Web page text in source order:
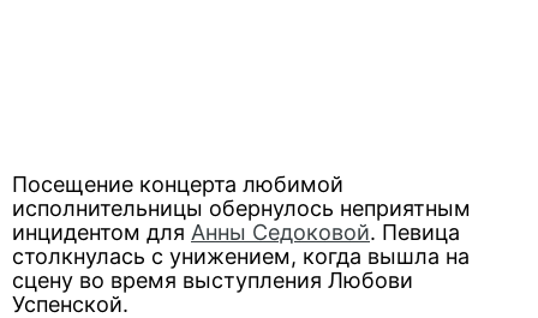
Посещение концерта любимой
исполнительницы обернулось неприятным
инцидентом для Анны Седоковой. Певица
столкнулась с унижением, когда вышла на
сцену во время выступления Любови
Успенской.